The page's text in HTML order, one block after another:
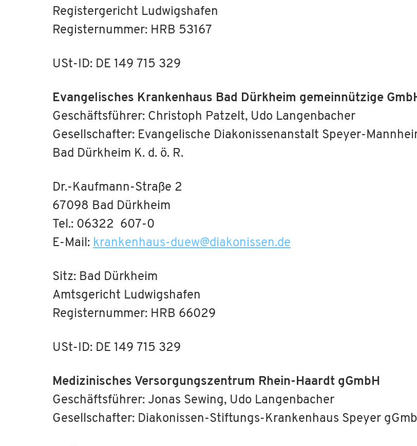
Registergericht Ludwigshafen
Registernummer: HRB 53167
USt-ID: DE 149 715 329
Evangelisches Krankenhaus Bad Dürkheim gemeinnützige
Geschäftsführer: Christoph Patzelt, Udo Langenbacher
Gesellschafter: Evangelische Diakonissenanstalt Speyer-
Bad Dürkheim K. d. ö. R.
Dr.-Kaufmann-Straße 2
67098 Bad Dürkheim
Tel.: 06322 607-0
E-Mail: krankenhaus-duew@diakonissen.de
Sitz: Bad Dürkheim
Amtsgericht Ludwigshafen
Registernummer: HRB 66029
USt-ID: DE 149 715 329
Medizinisches Versorgungszentrum Rhein-Haardt gGmbH
Geschäftsführer: Jonas Sewing, Udo Langenbacher
Gesellschafter: Diakonissen-Stiftungs-Krankenhaus Speyer